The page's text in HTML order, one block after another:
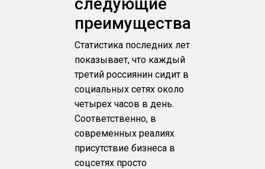
преимущества
Статистика последних лет
показывает, что каждый
третий россиянин сидит в
социальных сетях около
четырех часов в день.
Соответственно, в
современных реалиях
присутствие бизнеса в
соцсетях просто